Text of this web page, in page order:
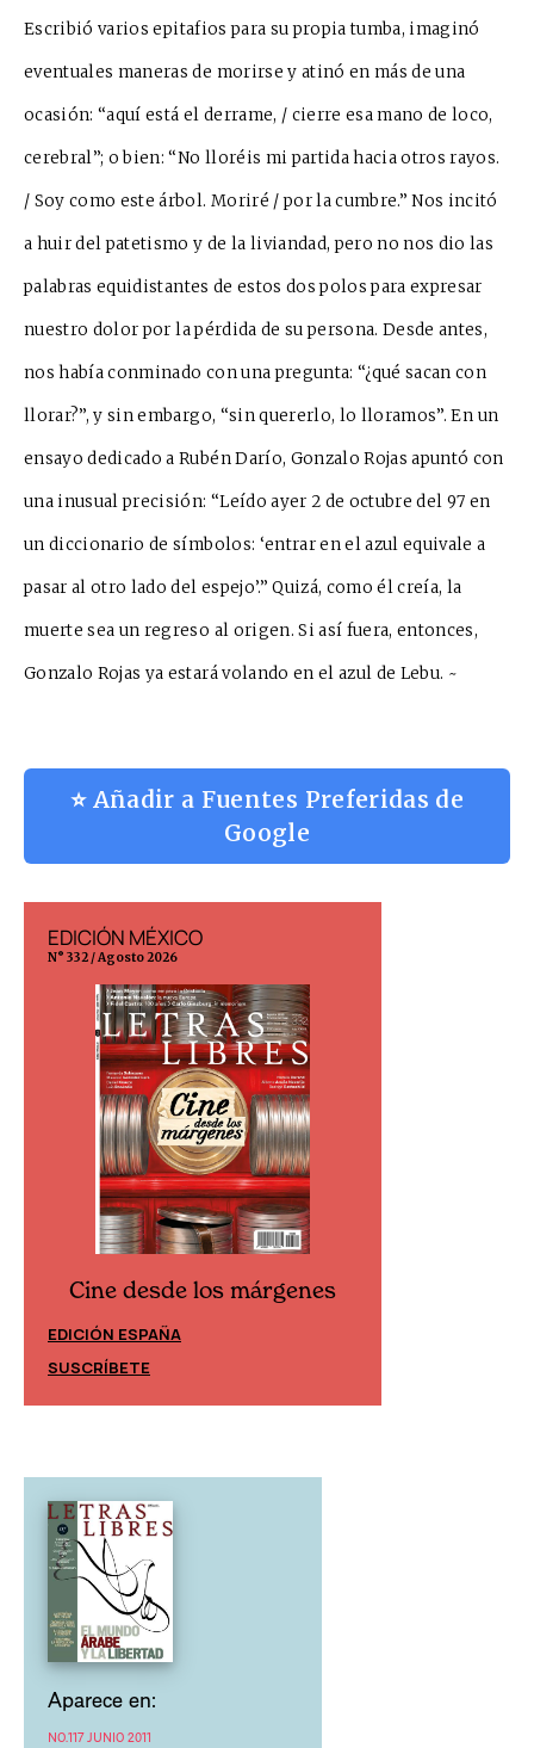
Escribió varios epitafios para su propia tumba, imaginó
eventuales maneras de morirse y atinó en más de una
ocasión: “aquí está el derrame, / cierre esa mano de loco,
cerebral”; o bien: “No lloréis mi partida hacia otros rayos.
/ Soy como este árbol. Moriré / por la cumbre.” Nos incitó
a huir del patetismo y de la liviandad, pero no nos dio las
palabras equidistantes de estos dos polos para expresar
nuestro dolor por la pérdida de su persona. Desde antes,
nos había conminado con una pregunta: “¿qué sacan con
llorar?”, y sin embargo, “sin quererlo, lo lloramos”. En un
ensayo dedicado a Rubén Darío, Gonzalo Rojas apuntó con
una inusual precisión: “Leído ayer 2 de octubre del 97 en
un diccionario de símbolos: ‘entrar en el azul equivale a
pasar al otro lado del espejo’.” Quizá, como él creía, la
muerte sea un regreso al origen. Si así fuera, entonces,
Gonzalo Rojas ya estará volando en el azul de Lebu. ~
⭐ Añadir a Fuentes Preferidas de
Google
EDICIÓN MÉXICO
N° 332 / Agosto 2026
Cine desde los márgenes
EDICIÓN ESPAÑA
SUSCRÍBETE
Aparece en:
NO.117 JUNIO 2011